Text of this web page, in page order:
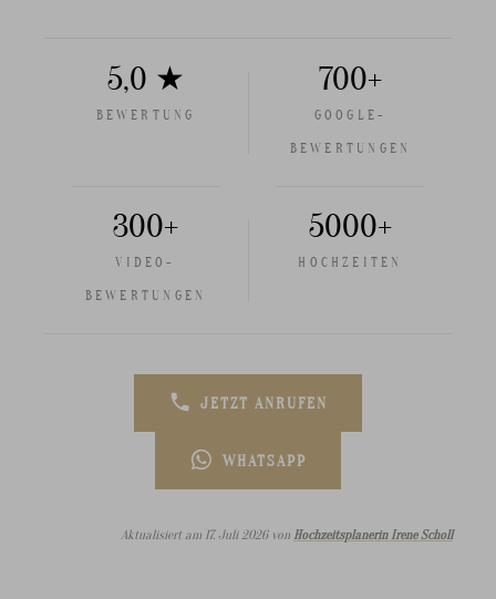
5,0 ★
BEWERTUNG
700+
GOOGLE-
BEWERTUNGEN
300+
VIDEO-
BEWERTUNGEN
5000+
HOCHZEITEN
JETZT ANRUFEN
WHATSAPP
Aktualisiert am 17. Juli 2026 von Hochzeitsplanerin Irene Scholl